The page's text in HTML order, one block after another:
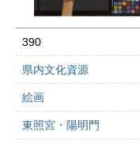
390
県内文化資源
絵画
東照宮・陽明門